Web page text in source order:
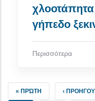
χλοοτάπητα
γήπεδο
Περισσότερα
FIRST PAGE
« ΠΡΏΤΗ ‹